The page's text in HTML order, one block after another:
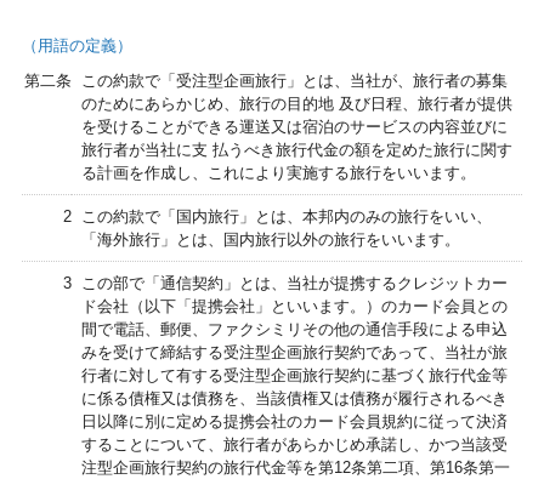
（用語の定義）
第二条
この約款で「受注型企画旅行」とは、当社が、旅行者の募集
のためにあらかじめ、旅行の目的地 及び日程、旅行者が提供
を受けることができる運送又は宿泊のサービスの内容並びに
旅行者が当社に支 払うべき旅行代金の額を定めた旅行に関す
る計画を作成し、これにより実施する旅行をいいます。
2
この約款で「国内旅行」とは、本邦内のみの旅行をいい、
「海外旅行」とは、国内旅行以外の旅行をいいます。
3
この部で「通信契約」とは、当社が提携するクレジットカー
ド会社（以下「提携会社」といいます。）のカード会員との
間で電話、郵便、ファクシミリその他の通信手段による申込
みを受けて締結する受注型企画旅行契約であって、当社が旅
行者に対して有する受注型企画旅行契約に基づく旅行代金等
に係る債権又は債務を、当該債権又は債務が履行されるべき
日以降に別に定める提携会社のカード会員規約に従って決済
することについて、旅行者があらかじめ承諾し、かつ当該受
注型企画旅行契約の旅行代金等を第12条第二項、第16条第一